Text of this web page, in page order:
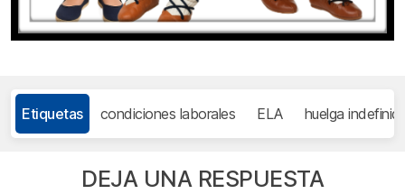
Etiquetas condiciones laborales ELA huelga
DEJA UNA RESPUESTA